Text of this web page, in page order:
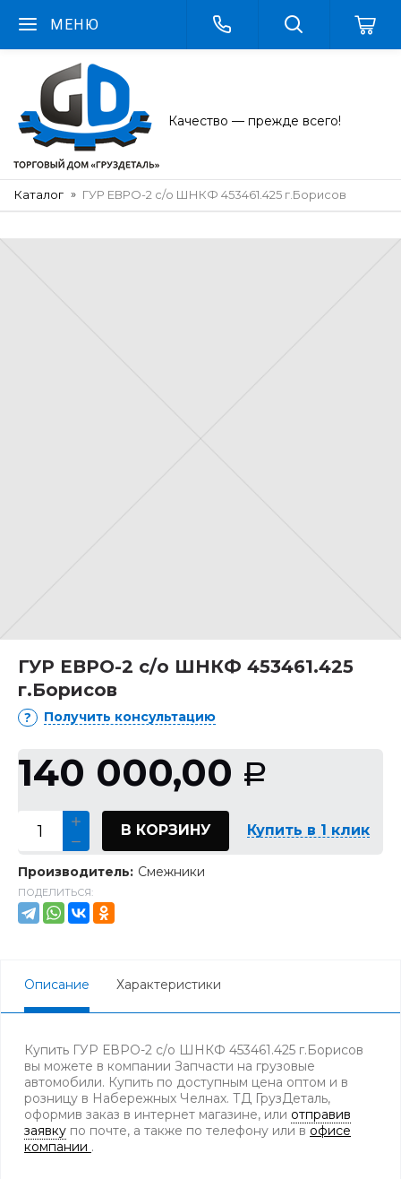
МЕНЮ
Качество — прежде всего!
Каталог ГУР ЕВРО-2 с/о ШНКФ 453461.425 г.Борисов
ГУР ЕВРО-2 с/о ШНКФ 453461.425
г.Борисов
Получить консультацию
140 000,00 Р
В КОРЗИНУ Купить в 1 клик
Производитель: Смежники
ПОДЕЛИТЬСЯ:
Описание Характеристики
Купить ГУР ЕВРО-2 с/о ШНКФ 453461.425 г.Борисов
вы можете в компании Запчасти на грузовые
автомобили. Купить по доступным цена оптом и в
розницу в Набережных Челнах. ТД ГрузДеталь,
оформив заказ в интернет магазине, или отправив
заявку по почте, а также по телефону или в офисе
компании .